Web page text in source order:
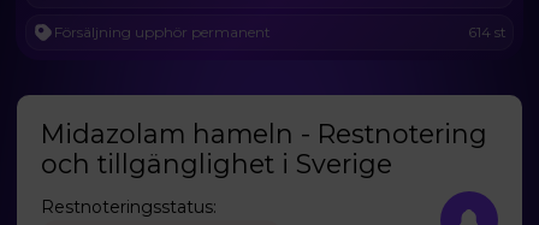
Försäljning upphör permanent 614 st
Midazolam hameln - Restnotering
och tillgänglighet i Sverige
Restnoteringsstatus: